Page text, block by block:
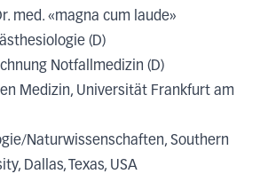
med. «magna cum laude»
(D)
Notfallmedizin (D)
Medizin, Universität Frankfurt am
Naturwissenschaften, Southern
Dallas, Texas, USA